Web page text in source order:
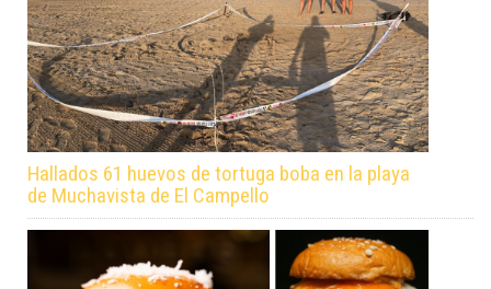
Hallados 61 huevos de tortuga boba en la playa
de Muchavista de El Campello